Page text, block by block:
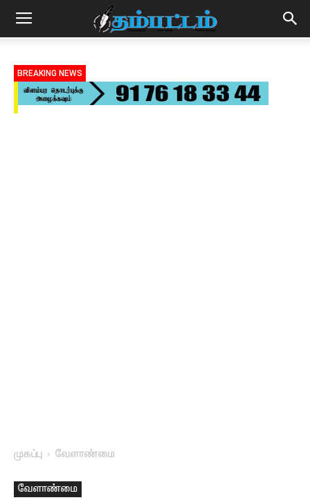
BREAKING NEWS
முகப்பு வேளாண்மை
வேளாண்மை